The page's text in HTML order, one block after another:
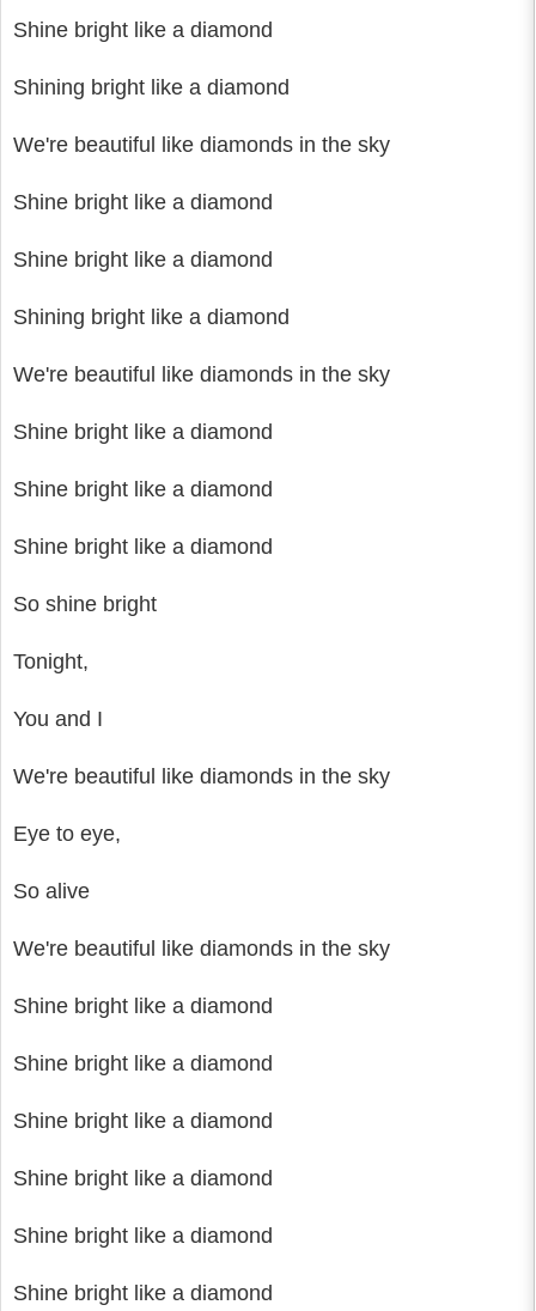
Shine bright like a diamond
Shining bright like a diamond
We're beautiful like diamonds in the sky
Shine bright like a diamond
Shine bright like a diamond
Shining bright like a diamond
We're beautiful like diamonds in the sky
Shine bright like a diamond
Shine bright like a diamond
Shine bright like a diamond
So shine bright
Tonight,
You and I
We're beautiful like diamonds in the sky
Eye to eye,
So alive
We're beautiful like diamonds in the sky
Shine bright like a diamond
Shine bright like a diamond
Shine bright like a diamond
Shine bright like a diamond
Shine bright like a diamond
Shine bright like a diamond